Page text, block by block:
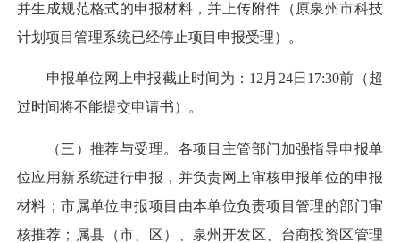
并生成规范格式的申报材料，并上传附件（原泉州市科技
计划项目管理系统已经停止项目申报受理）。
申报单位网上申报截止时间为：12月24日17:30前（超
过时间将不能提交申请书）。
（三）推荐与受理。各项目主管部门加强指导申报单
位应用新系统进行申报，并负责网上审核申报单位的申报
材料；市属单位申报项目由本单位负责项目管理的部门审
核推荐；属县（市、区）、泉州开发区、台商投资区管理